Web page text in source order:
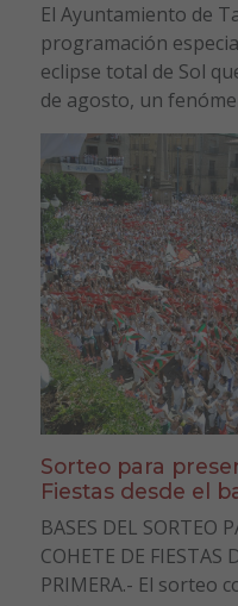
El Ayuntamiento de
programación
eclipse total de Sol
de agosto, un
Sorteo para
Fiestas desde el
BASES DEL SORTEO
COHETE DE FIESTAS
PRIMERA.- El sorteo